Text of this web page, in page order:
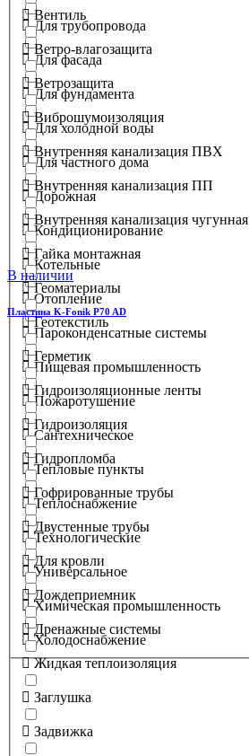
Для трубопровода
Для фасада
Для фундамента
Для холодной воды
Для частного дома
Дорожная
Кондиционирование
Котельные
Отопление
Пароконденсатные системы
Пищевая промышленность
Пожаротушение
Сантехническое
Тепловые пункты
Теплоснабжение
Технологические
Универсальное
Химическая промышленность
Холодоснабжение
Вентиль
Ветро-влагозащита
Ветрозащита
Виброшумоизоляция
Внутренняя канализация ПВХ
Внутренняя канализация ПП
Внутренняя канализация чугунная
Гайка монтажная
Геоматериалы
Геотекстиль
Герметик
Гидроизоляционные ленты
Гидроизоляция
Гидропломба
Гофрированные трубы
Двустенные трубы
Для кровли
Дождеприемник
Дренажные системы
Жидкая теплоизоляция
Заглушка
Задвижка
В наличии
Пластина K-Fonik P70 AD